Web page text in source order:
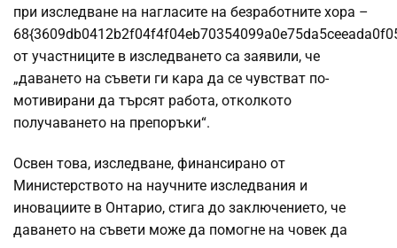
при изследване на нагласите на безработните хора –
от участниците в изследването са заявили, че
„даването на съвети ги кара да се чувстват по-
мотивирани да търсят работа, отколкото
получаването на препоръки“.
Освен това, изследване, финансирано от
Министерството на научните изследвания и
иновациите в Онтарио, стига до заключението, че
даването на съвети може да помогне на човек да